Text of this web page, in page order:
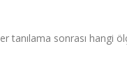
tanılama sonrası hangi